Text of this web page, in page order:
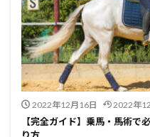
2022年12月16日 2022年
【完全ガイド】乗馬・馬術で